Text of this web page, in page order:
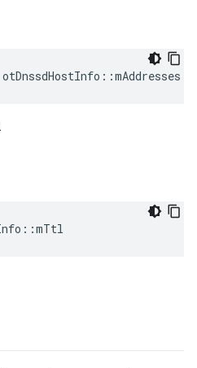
otDnssdHostInfo ::mAddresses
::mTtl